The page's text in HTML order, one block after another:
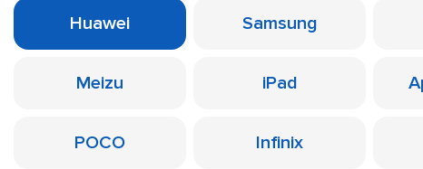
Huawei Samsung
Meizu iPad
POCO Infinix